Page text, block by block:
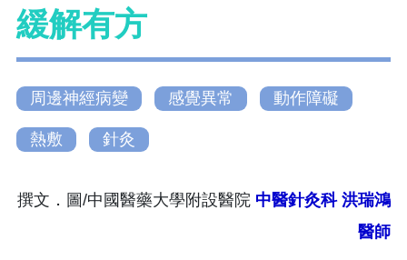
緩解有方
周邊神經病變 感覺異常 動作障礙
熱敷 針灸
撰文．圖/中國醫藥大學附設醫院 中醫針灸科 洪瑞鴻
醫師